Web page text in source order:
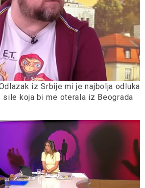
iz Srbije mi je najbolja odluka
sile koja bi me oterala iz Beograda